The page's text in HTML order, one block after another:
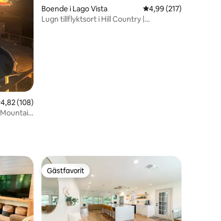
av 5 i genomsnittligt betyg, 108 omdömen
4,82 (108)
Boende i Lago Vista 4,99 av 5 i
4,99 (217)
Lugn tillflyktsort i Hill Country |
Gästfavorit
Gästfavorit